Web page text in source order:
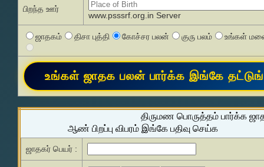
பிறந்த ஊர்
www.psssrf.org.in Server
ஜாதகம் திசா புத்தி கோச்சர பலன் குரு பலம் உங்கள்
திருமண பொருத்தம் பார்க்க
ஆண் பிறப்பு விபரம் இங்கே பதிவு செய்க
ஜாதகர் பெயர் :